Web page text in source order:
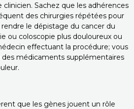
Sachez que les adhérences
des chirurgies répétées pour
le dépistage du cancer du
ou coloscopie plus douloureux ou
effectuant la procédure; vous
médicaments supplémentaires
que les gènes jouent un rôle